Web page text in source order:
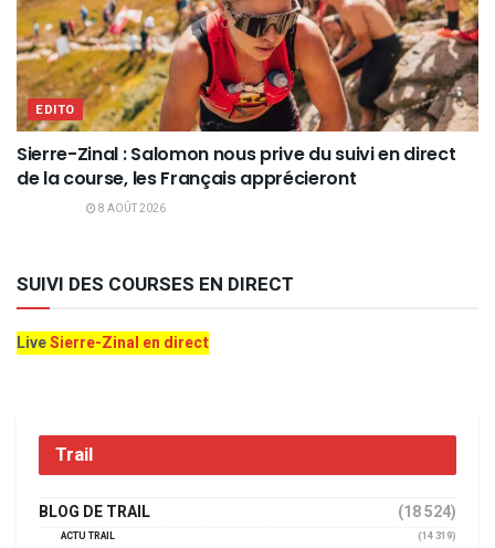
EDITO
Sierre-Zinal : Salomon nous prive du suivi en direct
de la course, les Français apprécieront
8 AOÛT 2026
SUIVI DES COURSES EN DIRECT
LiveSierre-Zinal en direct
Trail
BLOG DE TRAIL (18 524)
ACTU TRAIL
(14 319)